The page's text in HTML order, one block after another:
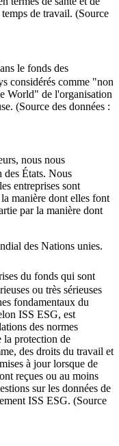
de travail. (Source
le fonds des
considérés comme "non
World" de l'organisation
(Source des données :
nous nous
des États. Nous
entreprises sont
manière dont elles font
par la manière dont
des Nations unies.
du fonds qui sont
ou très sérieuses
fondamentaux du
ISS ESG, est
des normes
la protection de
des droits du travail et
à jour lorsque de
reçues ou au moins
sur les données de
ISS ESG. (Source